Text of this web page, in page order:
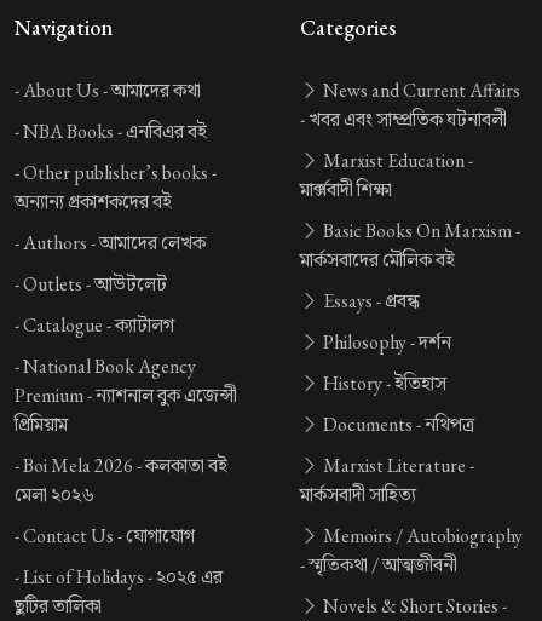
Navigation
-About Us -আমাদের কথা
-NBA Books -এনবিএর বই
-Other publisher’s books -
অন্যান্য প্রকাশকদের বই
-Authors -আমাদের লেখক
-Outlets -আউটলেট
-Catalogue -ক্যাটালগ
-National Book Agency
Premium -ন্যাশনাল বুক এজেন্সী
প্রিমিয়াম
-Boi Mela 2026 -কলকাতা বই
মেলা ২০২৬
-Contact Us -যোগাযোগ
-List of Holidays -২০২৫ এর
ছুটির তালিকা
Categories
News and Current Affairs
-খবর এবং সাম্প্রতিক ঘটনাবলী
Marxist Education -
মার্ক্সবাদী শিক্ষা
Basic Books On Marxism -
মার্কসবাদের মৌলিক বই
Essays -প্রবন্ধ
Philosophy -দর্শন
History -ইতিহাস
Documents -নথিপত্র
Marxist Literature -
মার্কসবাদী সাহিত্য
Memoirs / Autobiography
-স্মৃতিকথা / আত্মজীবনী
Novels & Short Stories -